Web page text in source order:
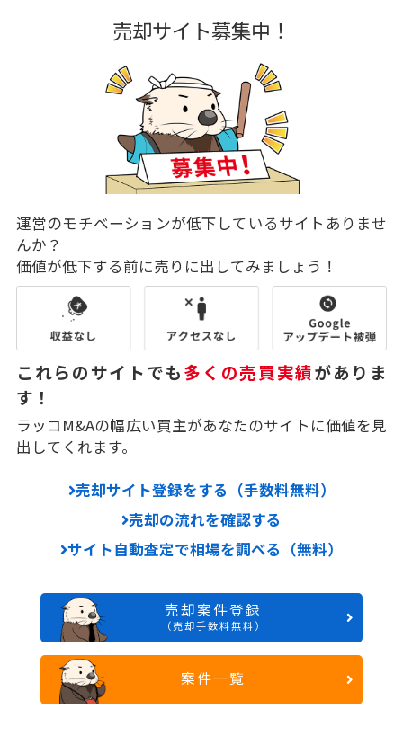
売却サイト募集中！
運営のモチベーションが低下しているサイトありませ
んか？
価値が低下する前に売りに出してみましょう！
これらのサイトでも多くの売買実績がありま
す！
ラッコM&Aの幅広い買主があなたのサイトに価値を見
出してくれます。
売却サイト登録をする（手数料無料）
売却の流れを確認する
サイト自動査定で相場を調べる（無料）
売却案件登録
（売却手数料無料）
案件一覧